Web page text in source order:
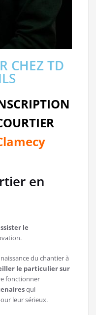
CHEZ TD
en
le
du chantier à
le particulier sur
fonctionner
qui
leur sérieux.